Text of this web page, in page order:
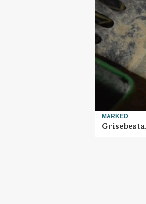
MARKED